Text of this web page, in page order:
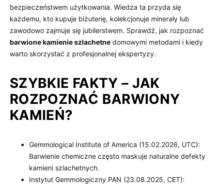
bezpieczeństwem użytkowania. Wiedza ta przyda się
każdemu, kto kupuje biżuterię, kolekcjonuje minerały lub
zawodowo zajmuje się jubilerstwem. Sprawdź, jak rozpoznać
barwione kamienie szlachetne domowymi metodami i kiedy
warto skorzystać z profesjonalnej ekspertyzy.
SZYBKIE FAKTY – JAK
ROZPOZNAĆ BARWIONY
KAMIEŃ?
Gemmological Institute of America (15.02.2026, UTC):
Barwienie chemiczne często maskuje naturalne defekty
kamieni szlachetnych.
Instytut Gemmologiczny PAN (23.08.2025, CET):